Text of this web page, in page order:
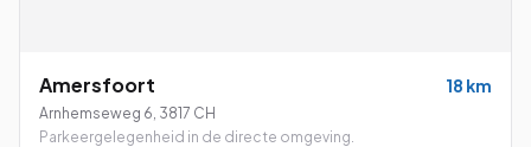
Amersfoort 18 km
Arnhemseweg 6, 3817 CH
Parkeergelegenheid in de directe omgeving.